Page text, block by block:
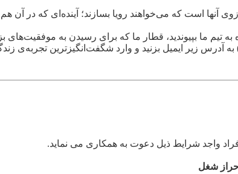
آنها است که می‌خواهند رویا بسازند؛ آینده‌ای که در
تیم ما بپیوندید، قطار ما که برای رسیدن به
آدرس زیر ایمیل بزنید و وارد شگفت‌انگیزترین تجربه‌ی
واجد شرایط ذیل دعوت به همکاری می نماید.
شغل